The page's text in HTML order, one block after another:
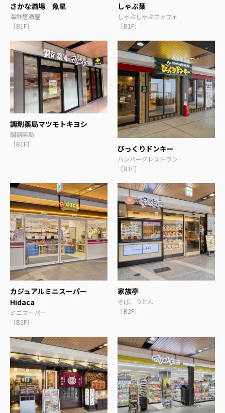
さかな酒場 魚星
海鮮居酒屋
［B1F］
しゃぶ葉
しゃぶしゃぶブッフェ
［B1F］
調剤薬局マツモトキヨシ
調剤薬局
［B1F］
びっくりドンキー
ハンバーグレストラン
［B1F］
カジュアルミニスーパー
Hidaca
ミニスーパー
［B2F］
家族亭
そば、うどん
［B2F］